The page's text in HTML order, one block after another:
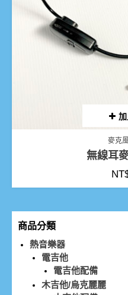
麥克
無線耳
商品分類
熱音樂器
電吉他
電吉他配備
木吉他/烏克麗麗